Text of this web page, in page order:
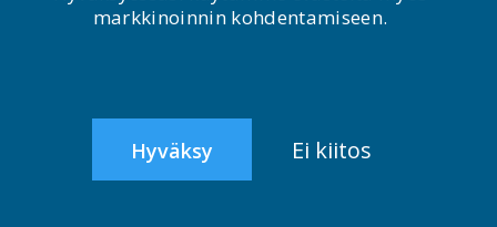
markkinoinnin kohdentamiseen.
Hyväksy Ei kiitos